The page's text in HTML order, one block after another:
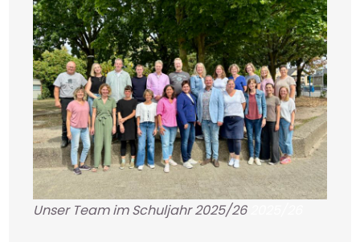
Unser Team im Schuljahr 2025/262025/26